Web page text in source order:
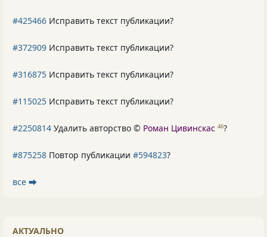
#425466 Исправить текст публикации?
#372909 Исправить текст публикации?
#316875 Исправить текст публикации?
#115025 Исправить текст публикации?
#2250814 Удалить авторство © Роман Цивинскас 46?
#875258 Повтор публикации #594823?
все ⮕
АКТУАЛЬНО